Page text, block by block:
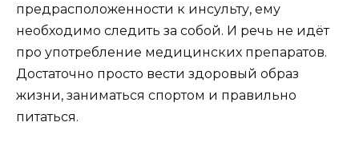
предрасположенности к инсульту, ему
необходимо следить за собой. И речь не идёт
про употребление медицинских препаратов.
Достаточно просто вести здоровый образ
жизни, заниматься спортом и правильно
питаться.